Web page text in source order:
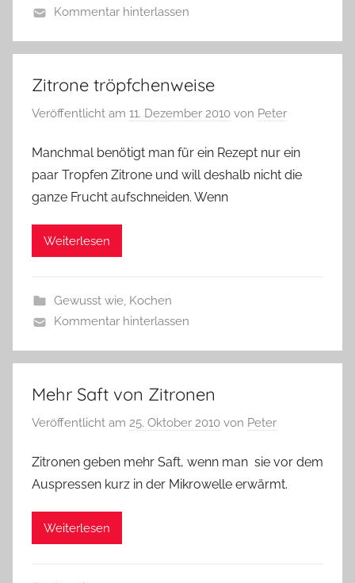
Kommentar hinterlassen
Zitrone tröpfchenweise
Veröffentlicht am 11. Dezember 2010 von Peter
Manchmal benötigt man für ein Rezept nur ein
paar Tropfen Zitrone und will deshalb nicht die
ganze Frucht aufschneiden. Wenn
Weiterlesen
Gewusst wie, Kochen
Kommentar hinterlassen
Mehr Saft von Zitronen
Veröffentlicht am 25. Oktober 2010 von Peter
Zitronen geben mehr Saft, wenn man sie vor dem
Auspressen kurz in der Mikrowelle erwärmt.
Weiterlesen